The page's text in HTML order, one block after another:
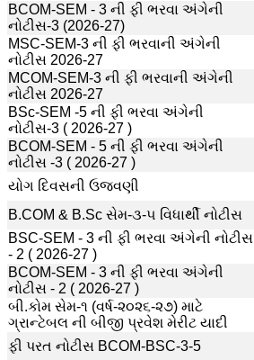
BCOM-SEM - 3 ની ફી ભરવા અંગેની
નોટીસ-3 (2026-27)
MSC-SEM-3 ની ફી ભરવાની અંગેની
નોટીસ 2026-27
MCOM-SEM-3 ની ફી ભરવાની અંગેની
નોટીસ 2026-27
BSc-SEM -5 ની ફી ભરવા અંગેની
નોટીસ-3 ( 2026-27 )
BCOM-SEM - 5 ની ફી ભરવા અંગેની
નોટીસ -3 ( 2026-27 )
યોગ દિવસની ઉજવણી
B.COM & B.Sc સેમ-૩-૫ વિધાર્થી નોટીસ
BSC-SEM - 3 ની ફી ભરવા અંગેની નોટીસ
- 2 ( 2026-27 )
BCOM-SEM - 3 ની ફી ભરવા અંગેની
નોટીસ - 2 ( 2026-27 )
બી.કોમ સેમ-૧ (વર્ષ-૨૦૨૬-૨૭) માટે
ગ્રાન્ટેબલ ની બીજી પ્રવેશ મેરીટ યાદી
ફી પરત નોટીસ BCOM-BSC-3-5